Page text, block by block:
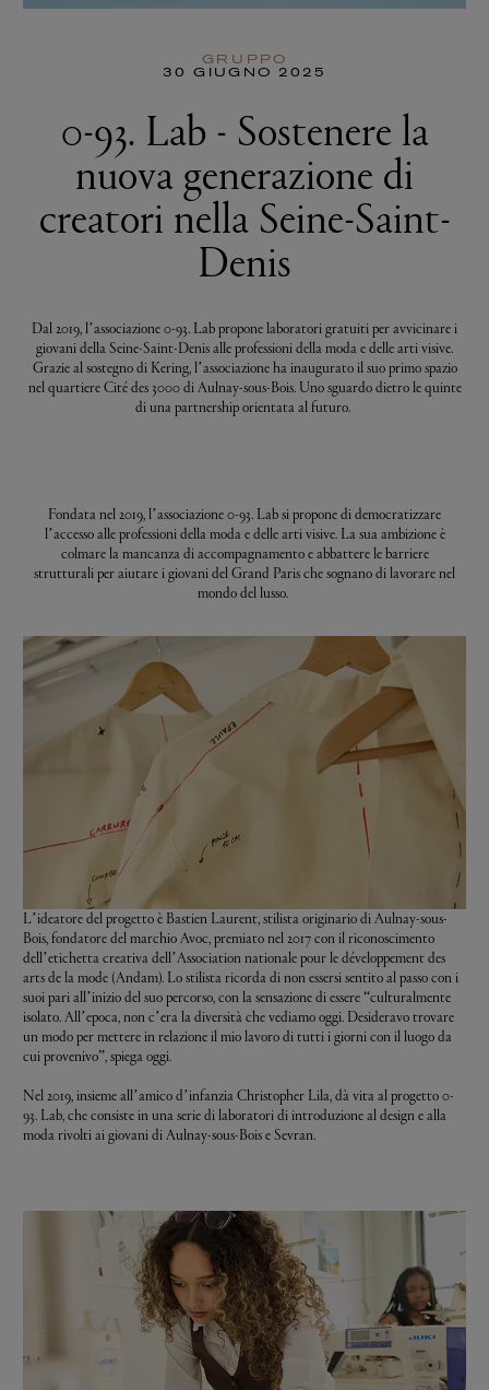
GRUPPO
30 GIUGNO 2025
0-93. Lab - Sostenere la
nuova generazione di
creatori nella Seine-Saint-
Denis
Dal 2019, l’associazione 0-93. Lab propone laboratori gratuiti per avvicinare i
giovani della Seine-Saint-Denis alle professioni della moda e delle arti visive.
Grazie al sostegno di Kering, l’associazione ha inaugurato il suo primo spazio
nel quartiere Cité des 3000 di Aulnay-sous-Bois. Uno sguardo dietro le quinte
di una partnership orientata al futuro.
Fondata nel 2019, l’associazione 0-93. Lab si propone di democratizzare
l’accesso alle professioni della moda e delle arti visive. La sua ambizione è
colmare la mancanza di accompagnamento e abbattere le barriere
strutturali per aiutare i giovani del Grand Paris che sognano di lavorare nel
mondo del lusso.
L’ideatore del progetto è Bastien Laurent, stilista originario di Aulnay-sous-
Bois, fondatore del marchio Avoc, premiato nel 2017 con il riconoscimento
dell’etichetta creativa dell’Association nationale pour le développement des
arts de la mode (Andam). Lo stilista ricorda di non essersi sentito al passo con i
suoi pari all’inizio del suo percorso, con la sensazione di essere “culturalmente
isolato. All’epoca, non c’era la diversità che vediamo oggi. Desideravo trovare
un modo per mettere in relazione il mio lavoro di tutti i giorni con il luogo da
cui provenivo”, spiega oggi.
Nel 2019, insieme all’amico d’infanzia Christopher Lila, dà vita al progetto 0-
93. Lab, che consiste in una serie di laboratori di introduzione al design e alla
moda rivolti ai ​​​​giovani di Aulnay-sous-Bois e Sevran.